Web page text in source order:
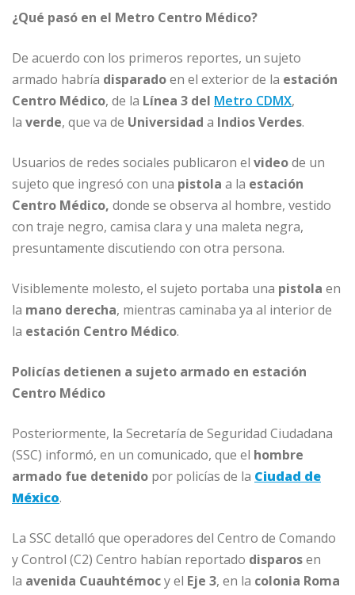
¿Qué pasó en el Metro Centro Médico?
De acuerdo con los primeros reportes, un sujeto
armado habría disparadoen el exterior de la estación
Centro Médico, de la Línea 3 del Metro CDMX,
la verde, que va de Universidad a Indios Verdes.
Usuarios de redes sociales publicaron el videode un
sujeto que ingresó con una pistola a la estación
Centro Médico, donde se observa al hombre, vestido
con traje negro, camisa clara y una maleta negra,
presuntamente discutiendo con otra persona.
Visiblemente molesto, el sujeto portaba una pistola en
la mano derecha, mientras caminaba ya al interior de
la estación Centro Médico.
Policías detienen a sujeto armado en estación
Centro Médico
Posteriormente, la Secretaría de Seguridad Ciudadana
(SSC) informó, en un comunicado, que el hombre
armado fue detenido por policías de la Ciudad de
México.
La SSC detalló que operadores del Centro de Comando
y Control (C2) Centro habían reportado disparosen
la avenida Cuauhtémocy el Eje 3, en la colonia Roma